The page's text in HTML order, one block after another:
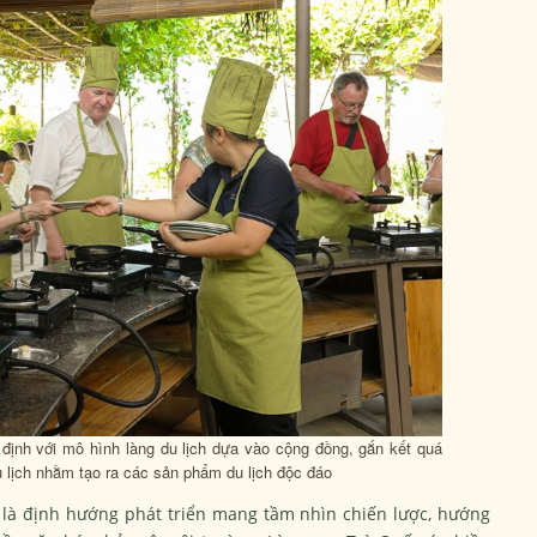
với mô hình làng du lịch dựa vào cộng đồng, gắn kết quá
nhằm tạo ra các sản phẩm du lịch độc đáo
định hướng phát triển mang tầm nhìn chiến lược, hướng